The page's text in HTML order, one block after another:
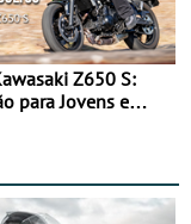
Z650 S:
para Jovens e